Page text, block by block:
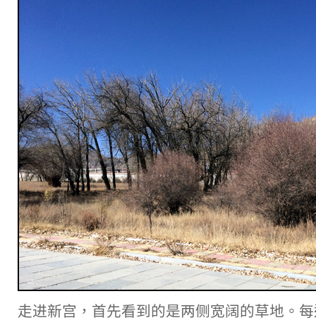
走进新宫，首先看到的是两侧宽阔的草地。